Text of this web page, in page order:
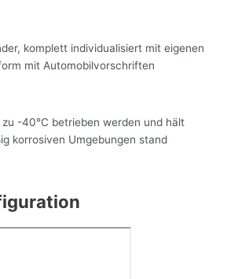
komplett individualisiert mit eigenen
mit Automobilvorschriften
-40°C betrieben werden und hält
korrosiven Umgebungen stand